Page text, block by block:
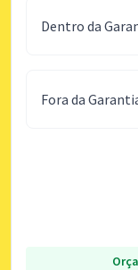
Dentro da
Fora da